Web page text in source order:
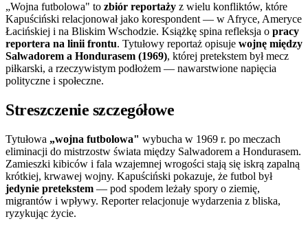
„Wojna futbolowa" to zbiór reportaży z wielu konfliktów, które
Kapuściński relacjonował jako korespondent — w Afryce, Ameryce
Łacińskiej i na Bliskim Wschodzie. Książkę spina refleksja o pracy
reportera na linii frontu. Tytułowy reportaż opisuje wojnę między
Salwadorem a Hondurasem (1969), której pretekstem był mecz
piłkarski, a rzeczywistym podłożem — nawarstwione napięcia
polityczne i społeczne.
Streszczenie szczegółowe
Tytułowa „wojna futbolowa" wybucha w 1969 r. po meczach
eliminacji do mistrzostw świata między Salwadorem a Hondurasem.
Zamieszki kibiców i fala wzajemnej wrogości stają się iskrą zapalną
krótkiej, krwawej wojny. Kapuściński pokazuje, że futbol był
jedynie pretekstem — pod spodem leżały spory o ziemię,
migrantów i wpływy. Reporter relacjonuje wydarzenia z bliska,
ryzykując życie.